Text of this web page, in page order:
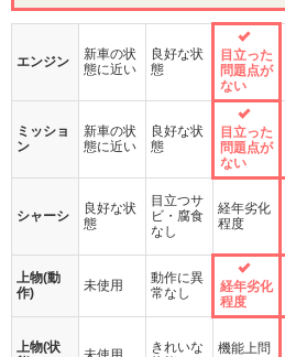
エンジン
新車の状
態に近い
良好な状
態
目立った
問題点が
ない
ミッショ
ン
新車の状
態に近い
良好な状
態
目立った
問題点が
ない
シャーシ
良好な状
態
目立つサ
ビ・腐食
なし
経年劣化
程度
上物(動
作)
未使用
動作に異
常なし
経年劣化
程度
上物(状
きれいな
機能上問